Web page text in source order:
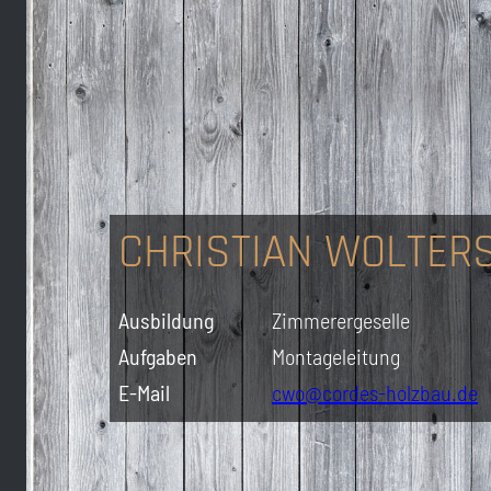
CHRISTIAN
Ausbildung
Zimmerergeselle
Aufgaben
Montageleitung
E-Mail
cwo@cordes-holzbau.de